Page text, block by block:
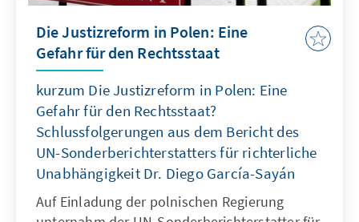
Die Justizreform in Polen: Eine
Gefahr für den Rechtsstaat
kurzum Die Justizreform in Polen: Eine
Gefahr für den Rechtsstaat?
Schlussfolgerungen aus dem Bericht des
UN-Sonderberichterstatters für richterliche
Unabhängigkeit Dr. Diego García-Sayán
Auf Einladung der polnischen Regierung